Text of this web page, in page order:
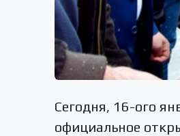
Сегодня, 16-ого
официальное